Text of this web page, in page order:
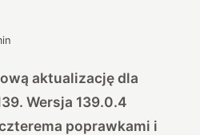
aktualizację dla
Wersja 139.0.4
poprawkami i